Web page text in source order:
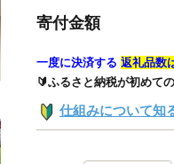
寄付金額
一度に決済する 返礼品数
🔰ふるさと納税が初めて
仕組みについて知